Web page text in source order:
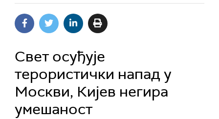
Свет осуђује
терористички напад у
Москви, Кијев негира
умешаност